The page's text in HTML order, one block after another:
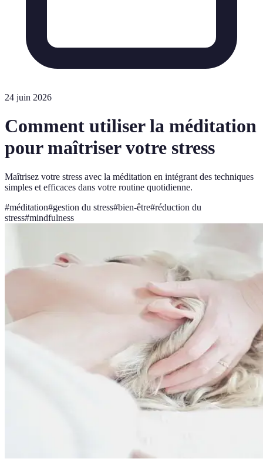
24 juin 2026
Comment utiliser la méditation
pour maîtriser votre stress
Maîtrisez votre stress avec la méditation en intégrant des techniques
simples et efficaces dans votre routine quotidienne.
#méditation#gestion du stress#bien-être#réduction du
stress#mindfulness